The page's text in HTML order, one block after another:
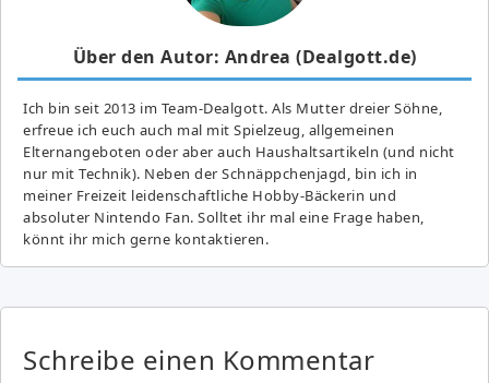
Über den Autor: Andrea (Dealgott.de)
Ich bin seit 2013 im Team-Dealgott. Als Mutter dreier Söhne,
erfreue ich euch auch mal mit Spielzeug, allgemeinen
Elternangeboten oder aber auch Haushaltsartikeln (und nicht
nur mit Technik). Neben der Schnäppchenjagd, bin ich in
meiner Freizeit leidenschaftliche Hobby-Bäckerin und
absoluter Nintendo Fan. Solltet ihr mal eine Frage haben,
könnt ihr mich gerne kontaktieren.
Schreibe einen Kommentar